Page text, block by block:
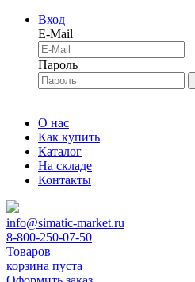
Вход
E-Mail
Пароль
О нас
Как купить
Каталог
На складе
Контакты
info@simatic-market.ru
8-800-250-07-50
Товаров
корзина пуста